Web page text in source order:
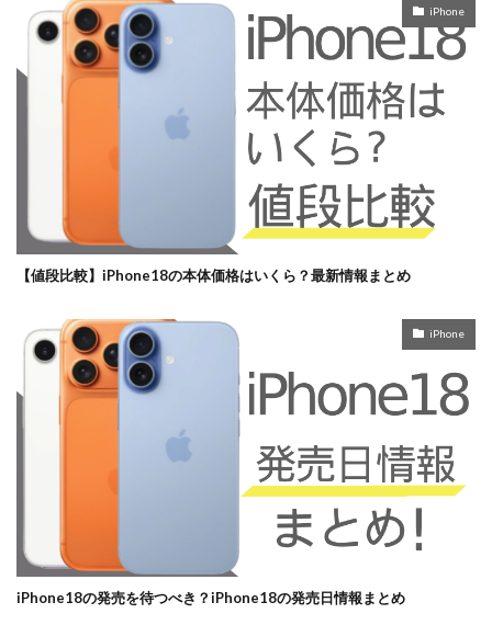
iPhone
【値段比較】iPhone18の本体価格はいくら？最新情報まとめ
iPhone
iPhone18の発売を待つべき？iPhone18の発売日情報まとめ